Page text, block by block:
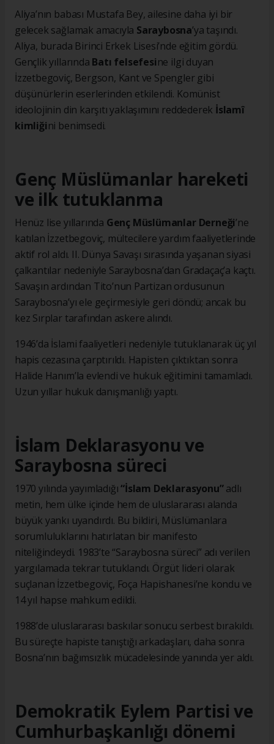
Aliya’nın babası Mustafa Bey, ailesine daha iyi bir
gelecek sağlamak amacıyla Saraybosna’ya taşındı.
Aliya, burada Birinci Erkek Lisesi’nde eğitim gördü.
Gençlik yıllarında Batı felsefesine ilgi duyan
İzzetbegoviç, Bergson, Kant ve Spengler gibi
düşünürlerin eserlerinden etkilendi. Komünist
ideolojinin din karşıtı yaklaşımını reddederek İslamî
kimliğini benimsedi.
Genç Müslümanlar hareketi
ve ilk tutuklanma
Henüz lise yıllarında Genç Müslümanlar Derneği’ne
katılan İzzetbegoviç, mültecilere yardım faaliyetlerinde
aktif rol aldı. II. Dünya Savaşı sırasında yaşanan siyasi
çalkantılar nedeniyle Saraybosna’dan Gradaçaç’a kaçtı.
Savaşın ardından Tito’nun Partizan ordusunun
Saraybosna’yı ele geçirmesiyle geri döndü; ancak bu
kez Sırplar tarafından askere alındı.
1946’da İslami faaliyetleri nedeniyle tutuklanarak üç yıl
hapis cezasına çarptırıldı. Hapisten çıktıktan sonra
Halide Hanım’la evlendi ve hukuk eğitimini tamamladı.
Uzun yıllar hukuk danışmanlığı yaptı.
İslam Deklarasyonu ve
Saraybosna süreci
1970 yılında yayımladığı“İslam Deklarasyonu”adlı
metin, hem ülke içinde hem de uluslararası alanda
büyük yankı uyandırdı. Bu bildiri, Müslümanlara
sorumluluklarını hatırlatan bir manifesto
niteliğindeydi. 1983’te “Saraybosna süreci” adı verilen
yargılamada tekrar tutuklandı. Örgüt lideri olarak
suçlanan İzzetbegoviç, Foça Hapishanesi’ne kondu ve
14 yıl hapse mahkum edildi.
1988’de uluslararası baskılar sonucu serbest bırakıldı.
Bu süreçte hapiste tanıştığı arkadaşları, daha sonra
Bosna’nın bağımsızlık mücadelesinde yanında yer aldı.
Demokratik Eylem Partisi ve
Cumhurbaşkanlığı dönemi